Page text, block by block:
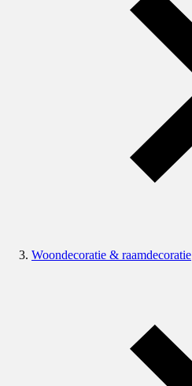
Woondecoratie & raamdecoratie